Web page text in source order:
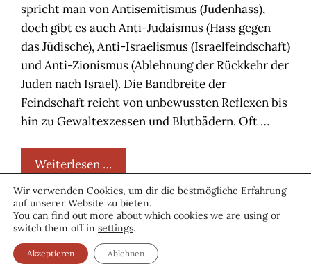
spricht man von Antisemitismus (Judenhass),
doch gibt es auch Anti-Judaismus (Hass gegen
das Jüdische), Anti-Israelismus (Israelfeindschaft)
und Anti-Zionismus (Ablehnung der Rückkehr der
Juden nach Israel). Die Bandbreite der
Feindschaft reicht von unbewussten Reflexen bis
hin zu Gewaltexzessen und Blutbädern. Oft …
Weiterlesen …
© 2026 Beiträge bisherige Webseite
GeneratePress
Wir verwenden Cookies, um dir die bestmögliche Erfahrung
auf unserer Website zu bieten.
You can find out more about which cookies we are using or
switch them off in settings.
Akzeptieren Ablehnen